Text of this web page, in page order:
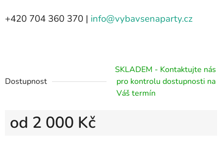
+420 704 360 370 | info@vybavsenaparty.cz
Dostupnost
SKLADEM - Kontaktujte nás
pro kontrolu dostupnosti na
Váš termín
2 000 Kč